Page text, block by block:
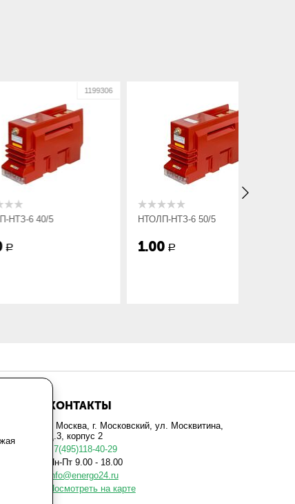
НТОЛП-НТЗ-6 50/5
КОНТАКТЫ
г. Москва, г. Московский, ул. Москвитина,
д.3, корпус 2
+7(495)118-40-29
Пн-Пт 9.00 - 18.00
info@energo24.ru
Посмотреть на карте